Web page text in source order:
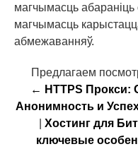
магчымасць
магчымасць
абмежаванняў.
Предлагаем
← HTTPS Прокси:
Анонимность и
Хостинг для
ключевые